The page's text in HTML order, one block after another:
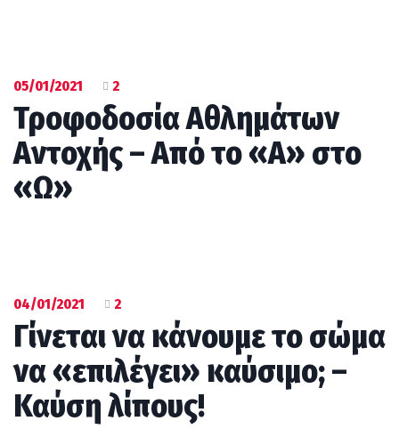
05/01/2021 2
Τροφοδοσία Αθλημάτων
Αντοχής – Από το «Α» στο
«Ω»
04/01/2021 2
Γίνεται να κάνουμε το σώμα
να «επιλέγει» καύσιμο; –
Καύση λίπους!